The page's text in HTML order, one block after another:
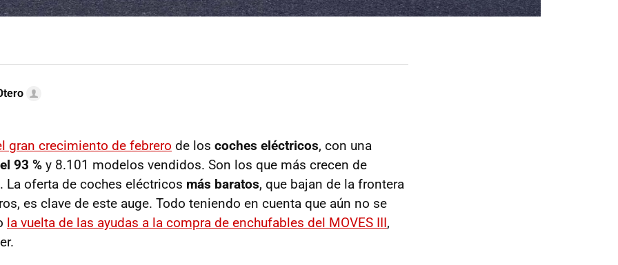
gran crecimiento de febrero de los coches eléctricos, con una
93 % y 8.101 modelos vendidos. Son los que más crecen de
La oferta de coches eléctricos más baratos, que bajan de la frontera
es clave de este auge. Todo teniendo en cuenta que aún no se
la vuelta de las ayudas a la compra de enchufables del MOVES III,